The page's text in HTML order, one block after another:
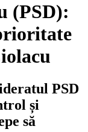
(PSD):
PSD
și
să